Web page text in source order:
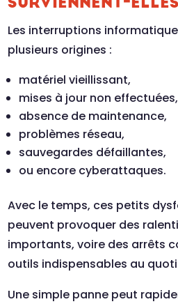
Les interruptions
plusieurs origines :
matériel vieillissant,
mises à jour non effectuées,
absence de maintenance,
problèmes réseau,
sauvegardes défaillantes,
ou encore cyberattaques.
Avec le temps, ces petits
peuvent provoquer des
importants, voire des arrêts
outils indispensables au
Une simple panne peut